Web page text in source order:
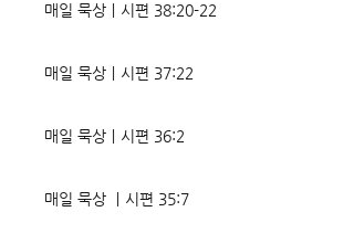
매일 묵상ㅣ시편 38:20-22
매일 묵상ㅣ시편 37:22
매일 묵상ㅣ시편 36:2
매일 묵상 ㅣ시편 35:7